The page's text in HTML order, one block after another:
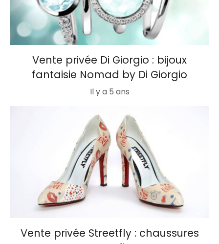
Vente privée Di Giorgio : bijoux
fantaisie Nomad by Di Giorgio
Il y a 5 ans
Vente privée Streetfly : chaussures